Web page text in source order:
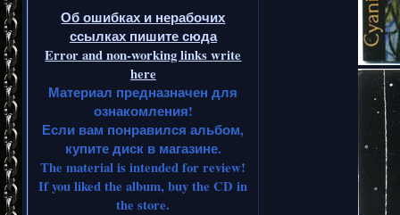
Об ошибках и нерабочих
ссылках пишите сюда
Error and non-working links write
here
Материал предназначен для
ознакомления!
Если вам понравился альбом,
купите диск в магазине.
The material is intended for review!
If you liked the album, buy the CD in
the store.